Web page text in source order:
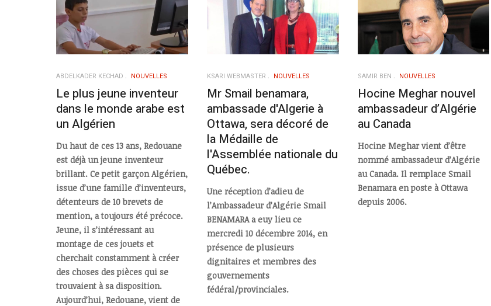
ABDELKADER KECHAD NOUVELLES
Le plus jeune inventeur
dans le monde arabe est
un Algérien
Du haut de ces 13 ans, Redouane
est déjà un jeune inventeur
brillant. Ce petit garçon Algérien,
issue d’une famille d’inventeurs,
détenteurs de 10 brevets de
mention, a toujours été précoce.
Jeune, il s’intéressant au
montage de ces jouets et
cherchait constamment à créer
des choses des pièces qui se
trouvaient à sa disposition.
Aujourd’hui, Redouane, vient de
KSARI WEBMASTER NOUVELLES
Mr Smail benamara,
ambassade d'Algerie à
Ottawa, sera décoré de
la Médaille de
l'Assemblée nationale du
Québec.
Une réception d’adieu de
l’Ambassadeur d’Algérie Smail
BENAMARA a euy lieu ce
mercredi 10 décembre 2014, en
présence de plusieurs
dignitaires et membres des
gouvernements
fédéral/provinciales.
SAMIR BEN NOUVELLES
Hocine Meghar nouvel
ambassadeur d’Algérie
au Canada
Hocine Meghar vient d’être
nommé ambassadeur d’Algérie
au Canada. Il remplace Smail
Benamara en poste à Ottawa
depuis 2006.